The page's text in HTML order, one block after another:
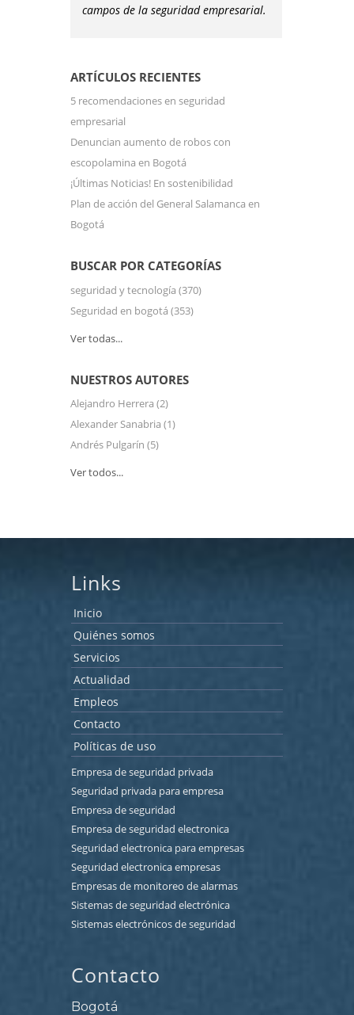
campos de la seguridad empresarial.
ARTÍCULOS RECIENTES
5 recomendaciones en seguridad
empresarial
Denuncian aumento de robos con
escopolamina en Bogotá
¡Últimas Noticias! En sostenibilidad
Plan de acción del General Salamanca en
Bogotá
BUSCAR POR CATEGORÍAS
seguridad y tecnología (370)
Seguridad en bogotá (353)
Ver todas...
NUESTROS AUTORES
Alejandro Herrera (2)
Alexander Sanabria (1)
Andrés Pulgarín (5)
Ver todos...
Links
Inicio
Quiénes somos
Servicios
Actualidad
Empleos
Contacto
Políticas de uso
Empresa de seguridad privada
Seguridad privada para empresa
Empresa de seguridad
Empresa de seguridad electronica
Seguridad electronica para empresas
Seguridad electronica empresas
Empresas de monitoreo de alarmas
Sistemas de seguridad electrónica
Sistemas electrónicos de seguridad
Contacto
Bogotá